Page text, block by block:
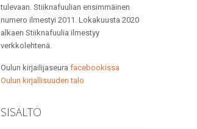
tulevaan. Stiiknafuulian ensimmäinen
numero ilmestyi 2011. Lokakuusta 2020
alkaen Stiiknafuulia ilmestyy
verkkolehtenä.
Oulun kirjailijaseurafacebookissa
Oulun kirjallisuuden talo
SISÄLTÖ